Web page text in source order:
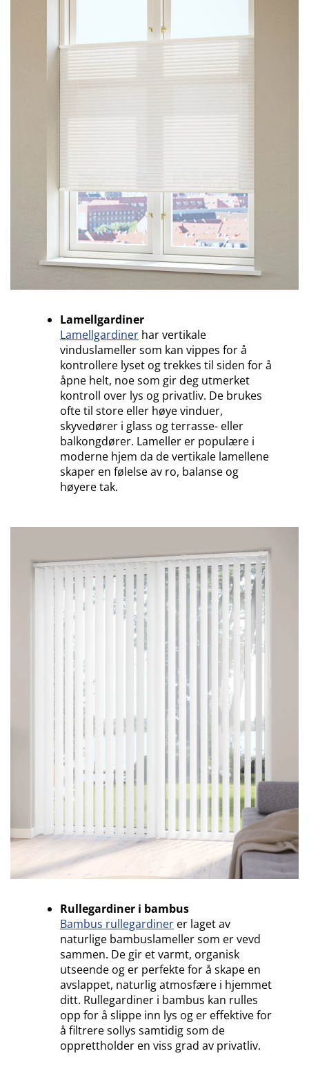
Lamellgardiner
Lamellgardiner har vertikale
vinduslameller som kan vippes for å
kontrollere lyset og trekkes til siden for å
åpne helt, noe som gir deg utmerket
kontroll over lys og privatliv. De brukes
ofte til store eller høye vinduer,
skyvedører i glass og terrasse- eller
balkongdører. Lameller er populære i
moderne hjem da de vertikale lamellene
skaper en følelse av ro, balanse og
høyere tak.
Rullegardiner i bambus
Bambus rullegardiner er laget av
naturlige bambuslameller som er vevd
sammen. De gir et varmt, organisk
utseende og er perfekte for å skape en
avslappet, naturlig atmosfære i hjemmet
ditt. Rullegardiner i bambus kan rulles
opp for å slippe inn lys og er effektive for
å filtrere sollys samtidig som de
opprettholder en viss grad av privatliv.